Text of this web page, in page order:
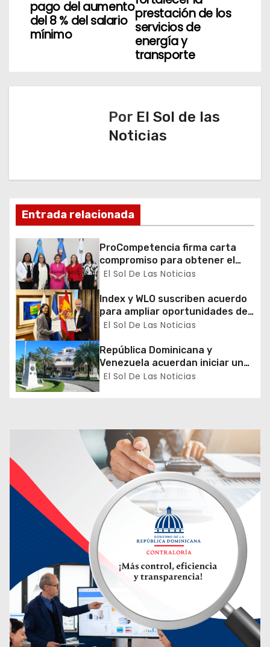
c
e
e
n
t
r
a
d
a
prestación de los
servicios de
energía y
transporte
pago del aumento
del 8 % del salario
mínimo
Por El Sol de las
Noticias
Entrada relacionada
ProCompetencia firma carta
compromiso para obtener el
Sello Igualando RD para el
El Sol De Las Noticias
Index y WLO suscriben acuerdo
para ampliar oportunidades de
formación de dominicanos en el
El Sol De Las Noticias
República Dominicana y
Venezuela acuerdan iniciar un
proceso de normalización
El Sol De Las Noticias